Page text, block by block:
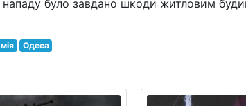
нападу було завдано шкоди житловим
Одеса